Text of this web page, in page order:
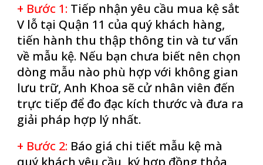
+ Bước 1: Tiếp nhận yêu cầu mua kệ sắt
V lỗ tại Quận 11 của quý khách hàng,
tiến hành thu thập thông tin và tư vấn
về mẫu kệ. Nếu bạn chưa biết nên chọn
dòng mẫu nào phù hợp với không gian
lưu trữ, Anh Khoa sẽ cử nhân viên đến
trực tiếp để đo đạc kích thước và đưa ra
giải pháp hợp lý nhất.
+ Bước 2: Báo giá chi tiết mẫu kệ mà
quý khách yêu cầu, ký hợp đồng thỏa